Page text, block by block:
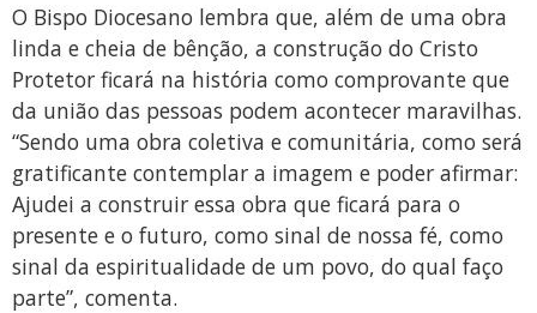
O Bispo Diocesano lembra que, além de uma obra
linda e cheia de bênção, a construção do Cristo
Protetor ficará na história como comprovante que
da união das pessoas podem acontecer maravilhas.
“Sendo uma obra coletiva e comunitária, como será
gratificante contemplar a imagem e poder afirmar:
Ajudei a construir essa obra que ficará para o
presente e o futuro, como sinal de nossa fé, como
sinal da espiritualidade de um povo, do qual faço
parte”, comenta.